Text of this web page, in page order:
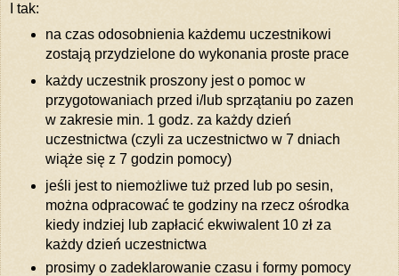
I tak:
na czas odosobnienia każdemu uczestnikowi
zostają przydzielone do wykonania proste prace
każdy uczestnik proszony jest o pomoc w
przygotowaniach przed i/lub sprzątaniu po zazen
w zakresie min. 1 godz. za każdy dzień
uczestnictwa (czyli za uczestnictwo w 7 dniach
wiąże się z 7 godzin pomocy)
jeśli jest to niemożliwe tuż przed lub po sesin,
można odpracować te godziny na rzecz ośrodka
kiedy indziej lub zapłacić ekwiwalent 10 zł za
każdy dzień uczestnictwa
prosimy o zadeklarowanie czasu i formy pomocy